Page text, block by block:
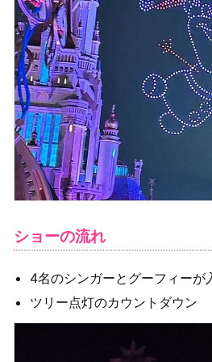
ショーの流れ
4名のシンガーとグーフィーが
ツリー点灯のカウントダウン